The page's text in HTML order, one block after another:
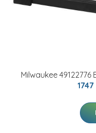
Milwaukee